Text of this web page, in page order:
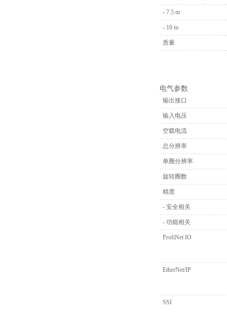
- 7.5 m
- 10 m
质量
电气参数
输出接口
输入电压
空载电流
总分辨率
单圈分辨率
旋转圈数
精度
- 安全相关
- 功能相关
ProfiNet IO
EtherNet/IP
SSI